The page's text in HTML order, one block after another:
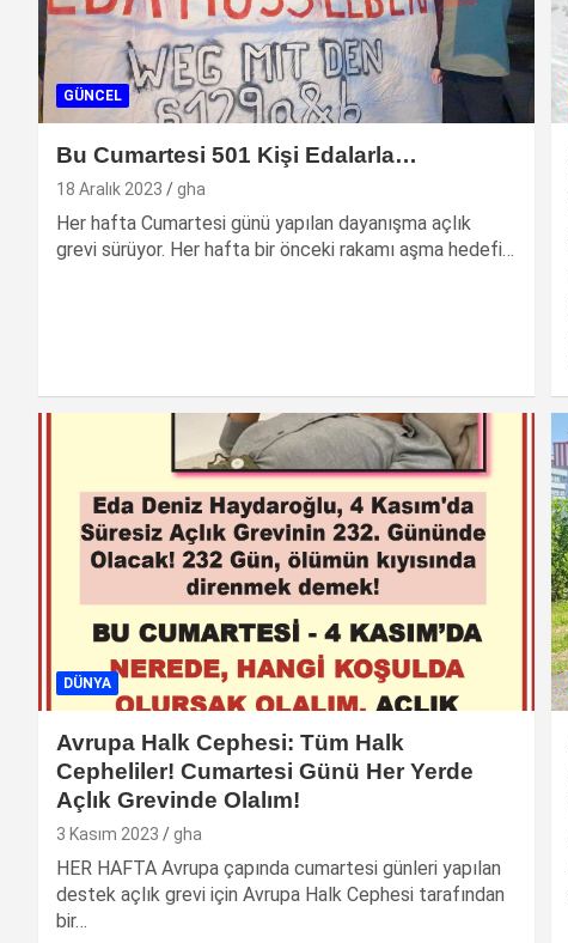
GÜNCEL
Bu Cumartesi 501 Kişi Edalarla…
18 Aralık 2023 gha
Her hafta Cumartesi günü yapılan dayanışma açlık
grevi sürüyor. Her hafta bir önceki rakamı aşma hedefi…
DÜNYA
Avrupa Halk Cephesi: Tüm Halk
Cepheliler! Cumartesi Günü Her Yerde
Açlık Grevinde Olalım!
3 Kasım 2023 gha
HER HAFTA Avrupa çapında cumartesi günleri yapılan
destek açlık grevi için Avrupa Halk Cephesi tarafından
bir…